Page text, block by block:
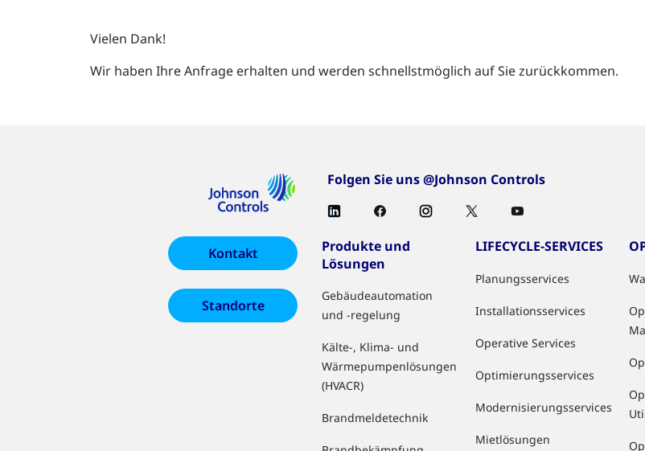
Vielen Dank!
Wir haben Ihre Anfrage erhalten und werden schnellstmöglich auf Sie zurückkommen.
Folgen Sie uns @Johnson Controls
Kontakt
Standorte
Produkte und
Lösungen
Gebäudeautomation
und -regelung
Kälte-, Klima- und
Wärmepumpenlösungen
(HVACR)
Brandmeldetechnik
LIFECYCLE-SERVICES
Planungsservices
Installationsservices
Operative Services
Optimierungsservices
Modernisierungsservices
Mietlösungen